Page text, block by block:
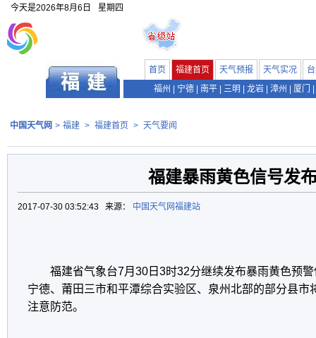
今天是2026年8月6日 星期四
首页 福建首页 天气预报 天气实况
福州
宁德 南平 三明 龙岩 漳州 厦门
中国天气网 > 福建 > 福建首页 > 天气要闻
福建暴雨黄色信号发
2017-07-30 03:52:43 来源： 中国天气网福建站
福建省气象台7月30日3时32分继续发布暴雨黄色预
宁德、莆田三市和平潭综合实验区、泉州北部的部分县市
注意防范。